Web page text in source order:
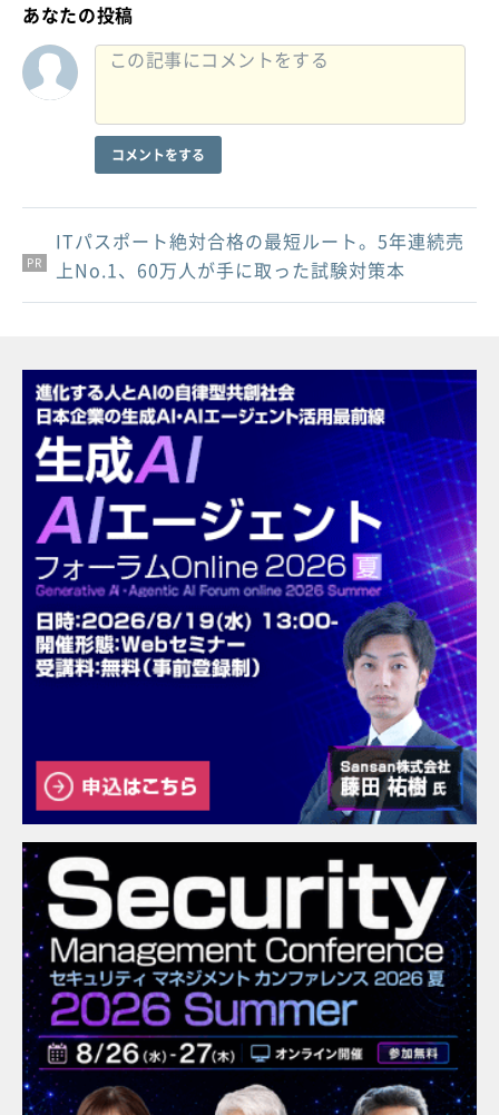
あなたの投稿
コメントをする
PR
PR
PR
ITパスポート絶対合格の最短ルート。5年連続売
上No.1、60万人が手に取った試験対策本